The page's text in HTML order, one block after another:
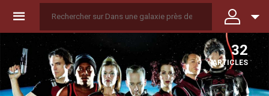
☰
32
ARTICLES